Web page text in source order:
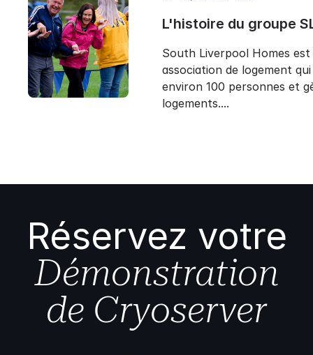
L'histoire du groupe
South Liverpool Homes est
association de logement
environ 100 personnes et
logements....
Réservez votre
Démonstration
de Cryoserver